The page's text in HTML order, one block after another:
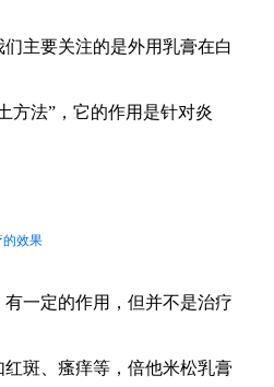
主要关注的是外用乳膏在白
方法”，它的作用是针对炎
的效果
一定的作用，但并不是治疗
斑、瘙痒等，倍他米松乳膏